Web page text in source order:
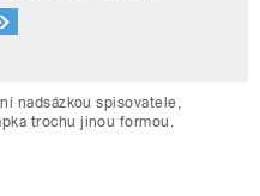
nadsázkou spisovatele,
trochu jinou formou.